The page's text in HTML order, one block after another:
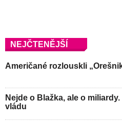
NEJČTENĚJŠÍ
Američané rozlouskli
Nejde o Blažka, ale o
vládu